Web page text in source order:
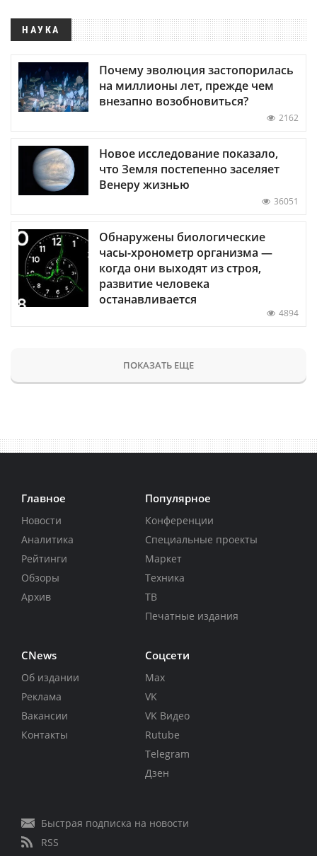
НАУКА
Почему эволюция застопорилась
на миллионы лет, прежде чем
внезапно возобновиться?
2162
Новое исследование показало,
что Земля постепенно заселяет
Венеру жизнью
36051
Обнаружены биологические
часы-хронометр организма —
когда они выходят из строя,
развитие человека
останавливается
4894
ПОКАЗАТЬ ЕЩЕ
Главное
Новости
Аналитика
Рейтинги
Обзоры
Архив
Популярное
Конференции
Специальные проекты
Маркет
Техника
ТВ
Печатные издания
CNews
Об издании
Реклама
Вакансии
Контакты
Соцсети
Max
VK
VK Видео
Rutube
Telegram
Дзен
Быстрая подписка на новости
RSS